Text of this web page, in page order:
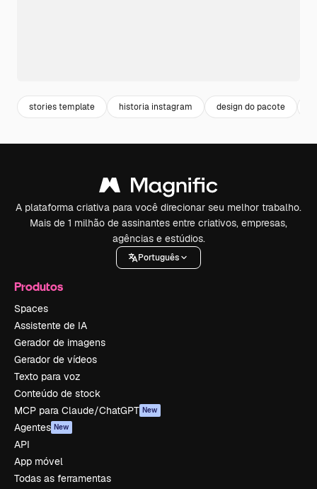
stories template historia instagram design do pacote
A plataforma criativa para você direcionar seu melhor trabalho.
Mais de 1 milhão de assinantes entre criativos, empresas,
agências e estúdios.
Português
Produtos
Spaces
Assistente de IA
Gerador de imagens
Gerador de vídeos
Texto para voz
Conteúdo de stock
MCP para Claude/ChatGPT New
Agentes New
API
App móvel
Todas as ferramentas